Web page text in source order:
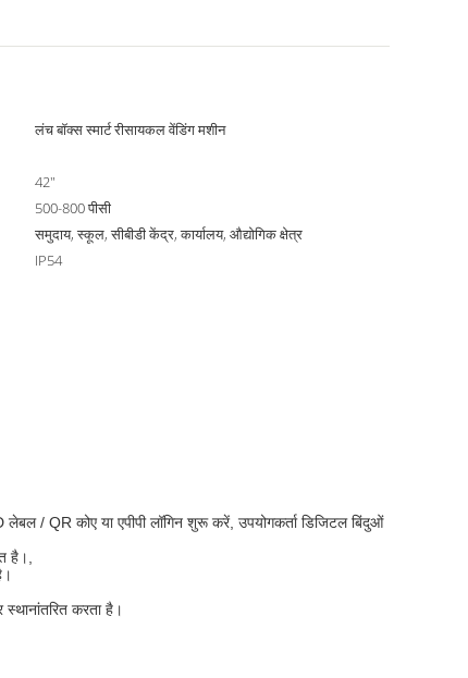
लंच बॉक्स स्मार्ट रीसायकल वेंडिंग मशीन
42"
500-800 पीसी
समुदाय, स्कूल, सीबीडी केंद्र, कार्यालय, औद्योगिक क्षेत्र
IP54
/ QR कोए या एपीपी लॉगिन शुरू करें, उपयोगकर्ता डिजिटल बिंदुओं
है।
करता है।